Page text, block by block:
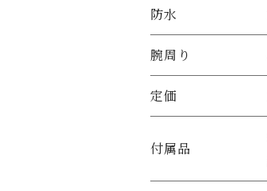
防水
腕周り
定価
付属品